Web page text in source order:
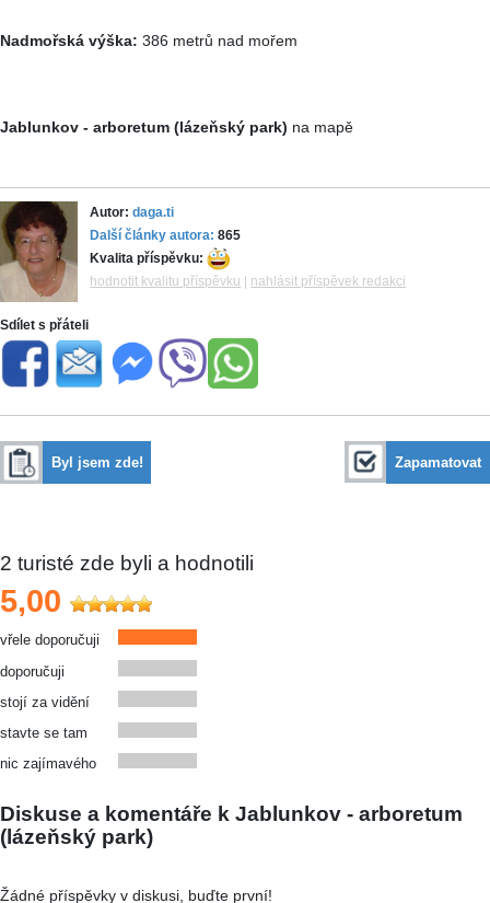
Nadmořská výška: 386 metrů nad mořem
Jablunkov - arboretum (lázeňský park) na mapě
Autor:daga.ti
Další články autora: 865
Kvalita příspěvku:
hodnotit kvalitu příspěvku
nahlásit příspěvek redakci
Sdílet s přáteli
Byl jsem zde! Zapamatovat
2 turisté zde byli a hodnotili
5,00
vřele doporučuji
doporučuji
stojí za vidění
stavte se tam
nic zajímavého
Diskuse a komentáře k Jablunkov - arboretum
(lázeňský park)
Žádné příspěvky v diskusi, buďte první!